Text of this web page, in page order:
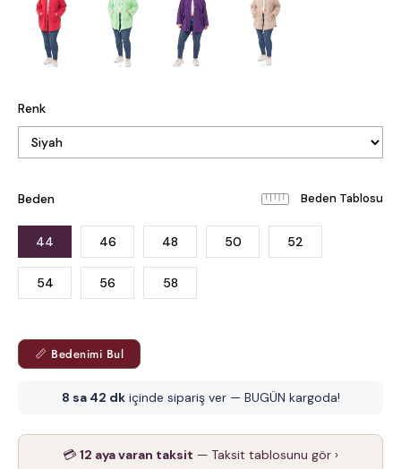
Renk
Beden Beden Tablosu
44 46 48 50 52
54 56 58
📏 Bedenimi Bul
8 sa 42 dkiçinde sipariş ver — BUGÜN kargoda!
💳 12 aya varan taksit — Taksit tablosunu gör ›